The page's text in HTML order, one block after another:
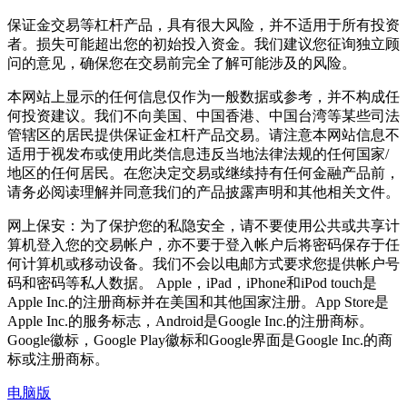
保证金交易等杠杆产品，具有很大风险，并不适用于所有投资
者。损失可能超出您的初始投入资金。我们建议您征询独立顾
问的意见，确保您在交易前完全了解可能涉及的风险。
本网站上显示的任何信息仅作为一般数据或参考，并不构成任
何投资建议。我们不向美国、中国香港、中国台湾等某些司法
管辖区的居民提供保证金杠杆产品交易。请注意本网站信息不
适用于视发布或使用此类信息违反当地法律法规的任何国家/
地区的任何居民。在您决定交易或继续持有任何金融产品前，
请务必阅读理解并同意我们的产品披露声明和其他相关文件。
网上保安：为了保护您的私隐安全，请不要使用公共或共享计
算机登入您的交易帐户，亦不要于登入帐户后将密码保存于任
何计算机或移动设备。我们不会以电邮方式要求您提供帐户号
码和密码等私人数据。 Apple，iPad，iPhone和iPod touch是
Apple Inc.的注册商标并在美国和其他国家注册。App Store是
Apple Inc.的服务标志，Android是Google Inc.的注册商标。
Google徽标，Google Play徽标和Google界面是Google Inc.的商
标或注册商标。
电脑版